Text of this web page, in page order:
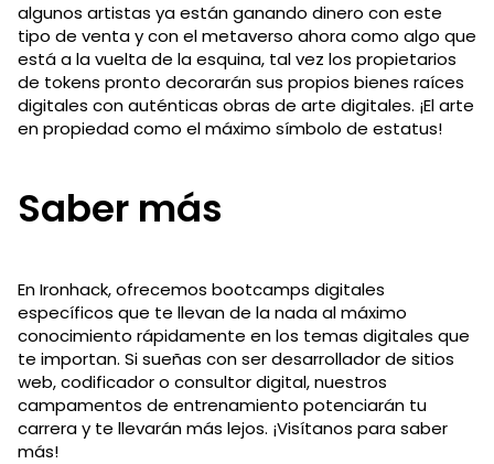
algunos artistas ya están ganando dinero con este
tipo de venta y con el metaverso ahora como algo que
está a la vuelta de la esquina, tal vez los propietarios
de tokens pronto decorarán sus propios bienes raíces
digitales con auténticas obras de arte digitales. ¡El arte
en propiedad como el máximo símbolo de estatus!
Saber más
En Ironhack, ofrecemos bootcamps digitales
específicos que te llevan de la nada al máximo
conocimiento rápidamente en los temas digitales que
te importan. Si sueñas con ser desarrollador de sitios
web, codificador o consultor digital, nuestros
campamentos de entrenamiento potenciarán tu
carrera y te llevarán más lejos. ¡Visítanos para saber
más!